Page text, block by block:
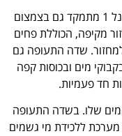
בנוסף לשימוש באנרגיה מתחדשת, טרמינל 1 מתמקד גם בצמצום
מקיפה, הכוללת פחים
למחזור. שדה התעופה גם
מים ובכוסות קפה
חד פעמיות.
המים שלו. בשדה התעופה
מערכת ללכידת מי גשמים